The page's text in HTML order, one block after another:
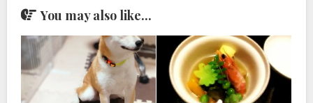
You may also like...